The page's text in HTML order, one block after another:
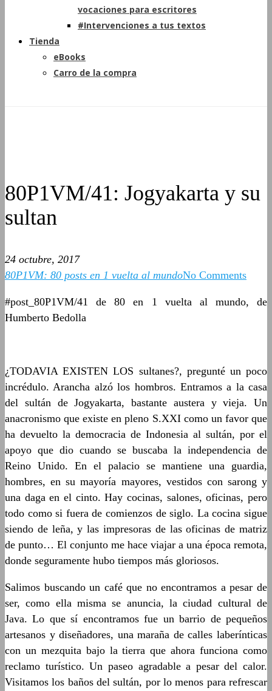
vocaciones para escritores
#Intervenciones a tus textos
Tienda
eBooks
Carro de la compra
80P1VM/41: Jogyakarta y su
sultan
24 octubre, 2017
80P1VM: 80 posts en 1 vuelta al mundoNo Comments
#post_80P1VM/41 de 80 en 1 vuelta al mundo, de
Humberto Bedolla
¿TODAVIA EXISTEN LOS sultanes?, pregunté un poco
incrédulo. Arancha alzó los hombros. Entramos a la casa
del sultán de Jogyakarta, bastante austera y vieja. Un
anacronismo que existe en pleno S.XXI como un favor que
ha devuelto la democracia de Indonesia al sultán, por el
apoyo que dio cuando se buscaba la independencia de
Reino Unido. En el palacio se mantiene una guardia,
hombres, en su mayoría mayores, vestidos con sarong y
una daga en el cinto. Hay cocinas, salones, oficinas, pero
todo como si fuera de comienzos de siglo. La cocina sigue
siendo de leña, y las impresoras de las oficinas de matriz
de punto… El conjunto me hace viajar a una época remota,
donde seguramente hubo tiempos más gloriosos.
Salimos buscando un café que no encontramos a pesar de
ser, como ella misma se anuncia, la ciudad cultural de
Java. Lo que sí encontramos fue un barrio de pequeños
artesanos y diseñadores, una maraña de calles laberínticas
con un mezquita bajo la tierra que ahora funciona como
reclamo turístico. Un paseo agradable a pesar del calor.
Visitamos los baños del sultán, por lo menos para refrescar